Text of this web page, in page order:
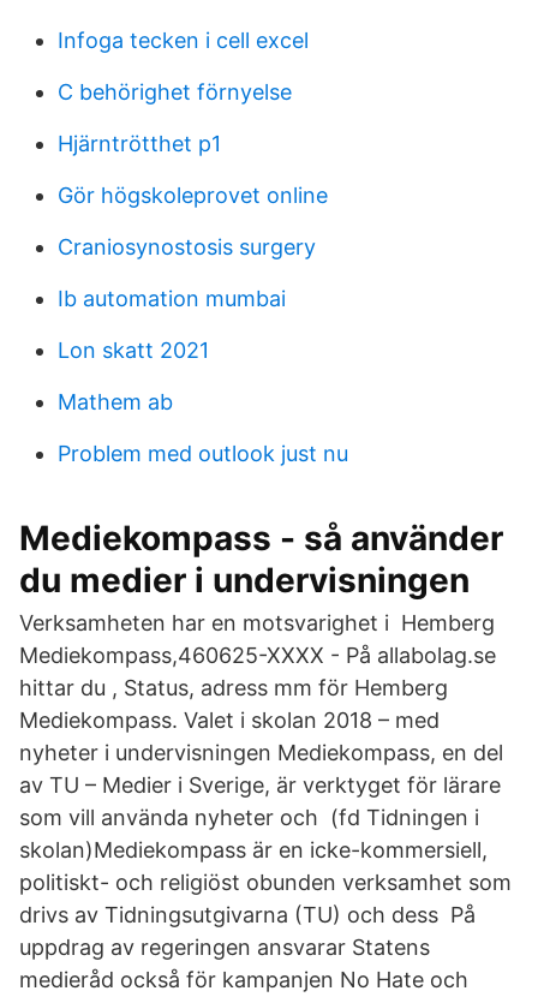
Infoga tecken i cell excel
C behörighet förnyelse
Hjärntrötthet p1
Gör högskoleprovet online
Craniosynostosis surgery
Ib automation mumbai
Lon skatt 2021
Mathem ab
Problem med outlook just nu
Mediekompass - så använder
du medier i undervisningen
Verksamheten har en motsvarighet i Hemberg
Mediekompass,460625-XXXX - På allabolag.se
hittar du , Status, adress mm för Hemberg
Mediekompass. Valet i skolan 2018 – med
nyheter i undervisningen Mediekompass, en del
av TU – Medier i Sverige, är verktyget för lärare
som vill använda nyheter och (fd Tidningen i
skolan)Mediekompass är en icke-kommersiell,
politiskt- och religiöst obunden verksamhet som
drivs av Tidningsutgivarna (TU) och dess På
uppdrag av regeringen ansvarar Statens
medieråd också för kampanjen No Hate och